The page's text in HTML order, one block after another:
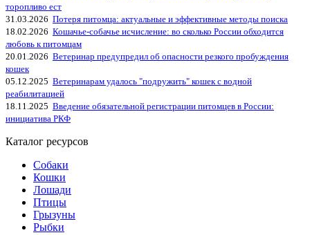
торопливо ест
31.03.2026 Потеря питомца: актуальные и эффективные методы поиска
18.02.2026 Кошачье-собачье исчисление: во сколько России обходится
любовь к питомцам
20.01.2026 Ветеринар предупредил об опасности резкого пробуждения
кошек
05.12.2025 Ветеринарам удалось "подружить" кошек с водной
реабилитацией
18.11.2025 Введение обязательной регистрации питомцев в России:
инициатива РКФ
Каталог ресурсов
Собаки
Кошки
Лошади
Птицы
Грызуны
Рыбки